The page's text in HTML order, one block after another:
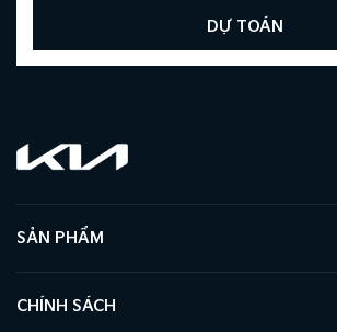
Nội thất: ​
Màn hình đa thông tin 4.2”.​
DỰ TOÁN
SẢN PHẨM
CHÍNH SÁCH